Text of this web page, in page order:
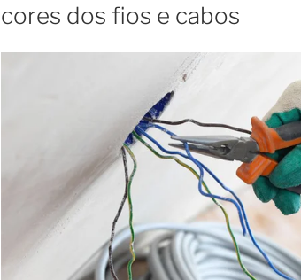
cores dos fios e cabos